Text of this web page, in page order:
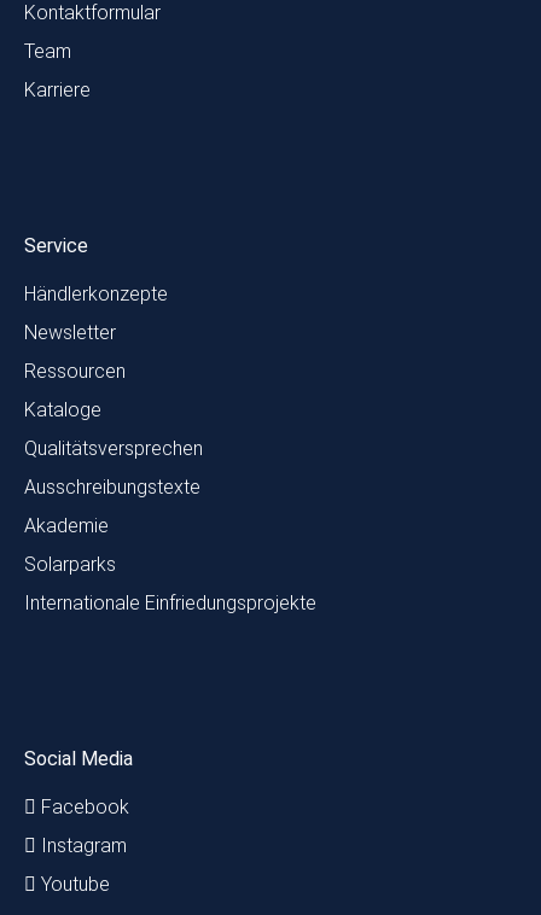
Kontaktformular
Team
Karriere
Service
Händlerkonzepte
Newsletter
Ressourcen
Kataloge
Qualitätsversprechen
Ausschreibungstexte
Akademie
Solarparks
Internationale Einfriedungsprojekte
Social Media
Facebook
Instagram
Youtube